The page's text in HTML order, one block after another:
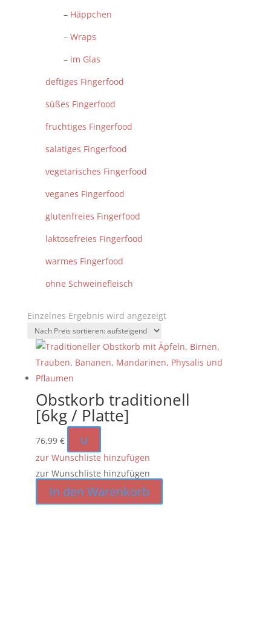
– Häppchen
– Wraps
– im Glas
deftiges Fingerfood
süßes Fingerfood
fruchtiges Fingerfood
salatiges Fingerfood
vegetarisches Fingerfood
veganes Fingerfood
glutenfreies Fingerfood
laktosefreies Fingerfood
warmes Fingerfood
ohne Schweinefleisch
Einzelnes Ergebnis wird angezeigt
Obstkorb traditionell
[6kg / Platte]
76,99 € u
zur Wunschliste hinzufügen
zur Wunschliste hinzufügen
In den Warenkorb